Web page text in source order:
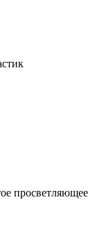
просветляющее